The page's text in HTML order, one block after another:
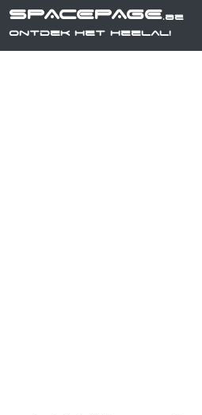
SPACEPAGE.be
Ontdek het heelal!